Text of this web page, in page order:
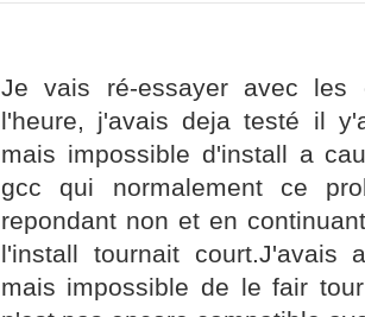
Je vais ré-essayer avec les
l'heure, j'avais deja testé il
mais impossible d'install a
gcc qui normalement ce
repondant non et en
l'install tournait court.J'avais
mais impossible de le fair